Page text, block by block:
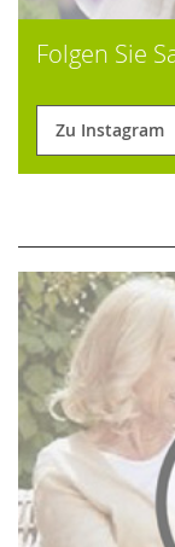
Folgen Sie
Zu Instagram